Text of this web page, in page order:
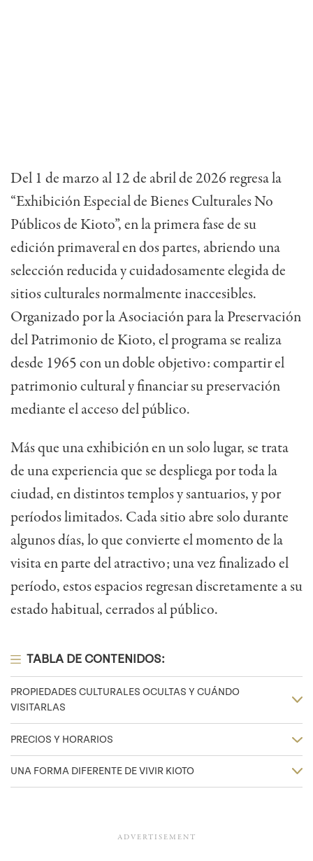
Del 1 de marzo al 12 de abril de 2026 regresa la
“Exhibición Especial de Bienes Culturales No
Públicos de Kioto”, en la primera fase de su
edición primaveral en dos partes, abriendo una
selección reducida y cuidadosamente elegida de
sitios culturales normalmente inaccesibles.
Organizado por la Asociación para la Preservación
del Patrimonio de Kioto, el programa se realiza
desde 1965 con un doble objetivo: compartir el
patrimonio cultural y financiar su preservación
mediante el acceso del público.
Más que una exhibición en un solo lugar, se trata
de una experiencia que se despliega por toda la
ciudad, en distintos templos y santuarios, y por
períodos limitados. Cada sitio abre solo durante
algunos días, lo que convierte el momento de la
visita en parte del atractivo; una vez finalizado el
período, estos espacios regresan discretamente a su
estado habitual, cerrados al público.
TABLA DE CONTENIDOS:
PROPIEDADES CULTURALES OCULTAS Y CUÁNDO
VISITARLAS
PRECIOS Y HORARIOS
UNA FORMA DIFERENTE DE VIVIR KIOTO